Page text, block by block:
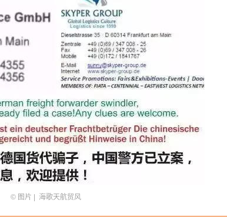
© 图片 | 海歌天航贸风